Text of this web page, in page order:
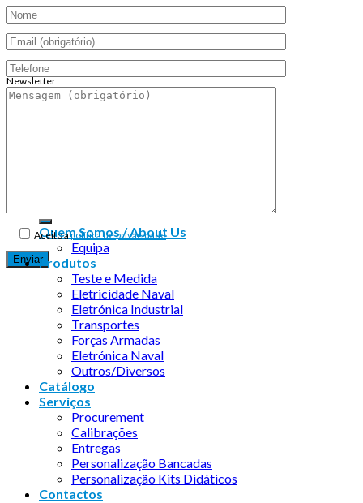
Aceito apolítica de privacidade
Newsletter
Endereço de email:
Quem Somos / About Us
Equipa
Produtos
Teste e Medida
Eletricidade Naval
Eletrónica Industrial
Transportes
Forças Armadas
Eletrónica Naval
Outros/Diversos
Catálogo
Serviços
Procurement
Calibrações
Entregas
Personalização Bancadas
Personalização Kits Didáticos
Contactos